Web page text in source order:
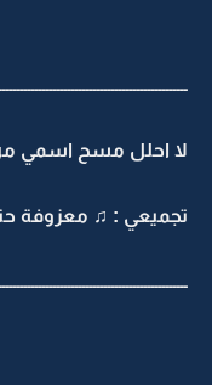
لا احلل مسح اسمي من
تجميعي : ♫ معزوفة